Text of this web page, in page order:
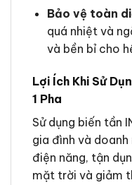
Bảo vệ toàn
quá nhiệt và
và bền bỉ cho
Lợi Ích Khi Sử
1 Pha
Sử dụng biến tần
gia đình và
điện năng, tận
mặt trời và giảm